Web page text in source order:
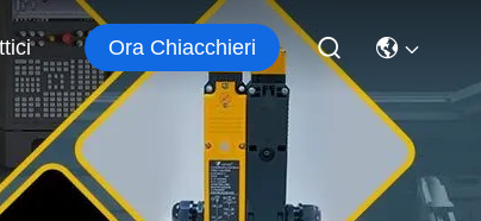
Ora Chiacchieri